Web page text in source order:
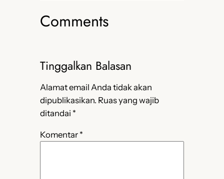
Comments
Tinggalkan Balasan
Alamat email Anda tidak akan
dipublikasikan. Ruas yang wajib
ditandai *
Komentar *